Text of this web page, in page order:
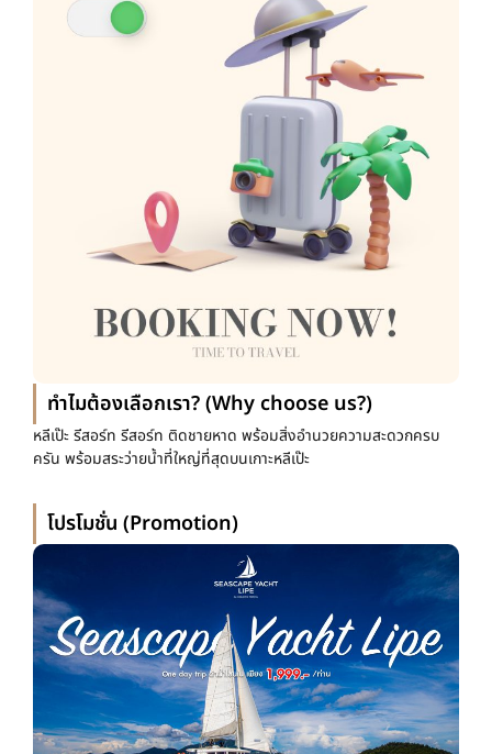
ทำไมต้องเลือกเรา? (Why choose us?)
หลีเป๊ะ รีสอร์ท รีสอร์ท ติดชายหาด พร้อมสิ่งอำนวยความสะดวกครบ
ครัน พร้อมสระว่ายน้ำที่ใหญ่ที่สุดบนเกาะหลีเป๊ะ
โปรโมชั่น (Promotion)